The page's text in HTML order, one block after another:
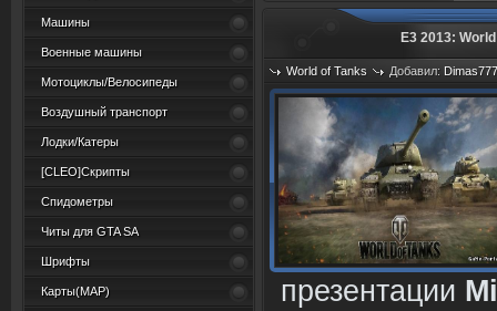
Машины
Военные машины
Мотоциклы/Велосипеды
Воздушный транспорт
Лодки/Катеры
[CLEO]Скрипты
Спидометры
Читы для GTA SA
Шрифты
Карты(MAP)
Е3 2013:
World of Tanks Добавил: Dimas777
Просмотров: 688
презентации